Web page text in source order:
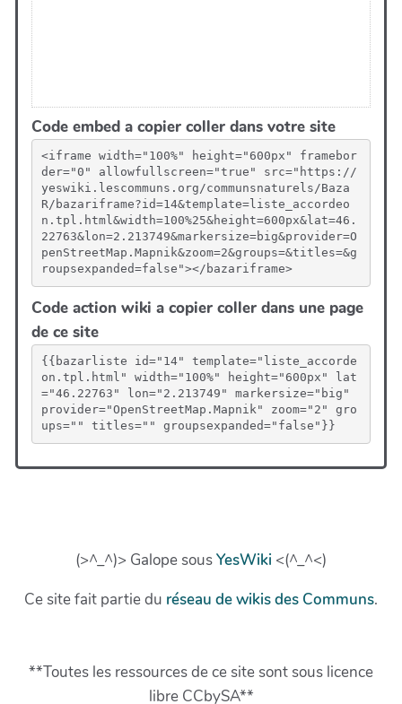
Code embed a copier coller dans votre site
<iframe width="100%" height="600px" framebor
der="0" allowfullscreen="true" src="https://
yeswiki.lescommuns.org/communsnaturels/Baza
R/bazariframe?id=14&template=liste_accordeo
n.tpl.html&width=100%25&height=600px&lat=46.
22763&lon=2.213749&markersize=big&provider=O
penStreetMap.Mapnik&zoom=2&groups=&titles=&g
roupsexpanded=false"></bazariframe>
Code action wiki a copier coller dans une page
de ce site
{{bazarliste id="14" template="liste_accorde
on.tpl.html" width="100%" height="600px" lat
="46.22763" lon="2.213749" markersize="big"
provider="OpenStreetMap.Mapnik" zoom="2" gro
ups="" titles="" groupsexpanded="false"}}
(>^_^)> Galope sousYesWiki <(^_^<)
Ce site fait partie du réseau de wikis des Communs.
**Toutes les ressources de ce site sont sous licence
libre CCbySA**